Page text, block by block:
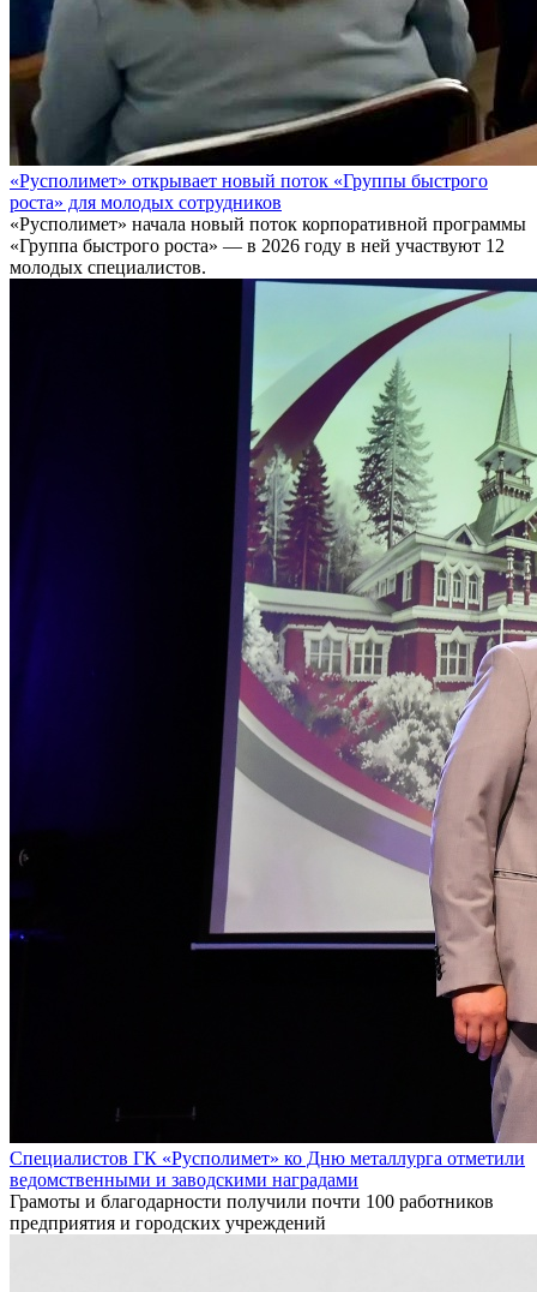
«Русполимет» открывает новый поток «Группы быстрого
роста» для молодых сотрудников
«Русполимет» начала новый поток корпоративной программы
«Группа быстрого роста» — в 2026 году в ней участвуют 12
молодых специалистов.
Специалистов ГК «Русполимет» ко Дню металлурга отметили
ведомственными и заводскими наградами
Грамоты и благодарности получили почти 100 работников
предприятия и городских учреждений